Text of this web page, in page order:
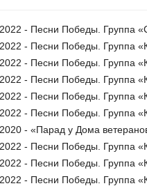
- Песни Победы. Группа
- Песни Победы. Группа
- Песни Победы. Группа
- Песни Победы. Группа
- Песни Победы. Группа
- Песни Победы. Группа
- «Парад у Дома
- Песни Победы. Группа
- Песни Победы. Группа
- Песни Победы. Группа